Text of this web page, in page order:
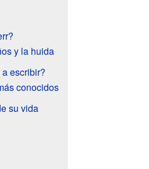
y la huida
escribir?
conocidos
su vida